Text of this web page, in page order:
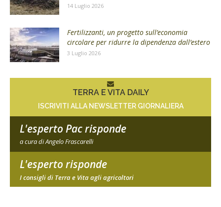
14 Luglio 2026
Fertilizzanti, un progetto sull’economia
circolare per ridurre la dipendenza dall’estero
3 Luglio 2026
TERRA E VITA DAILY
ISCRIVITI ALLA NEWSLETTER GIORNALIERA
L'esperto Pac risponde
a cura di Angelo Frascarelli
L'esperto risponde
I consigli di Terra e Vita agli agricoltori